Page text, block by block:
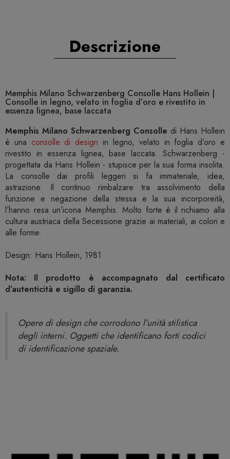
Descrizione
Memphis Milano Schwarzenberg Consolle Hans Hollein |
Consolle in legno, velato in foglia d’oro e rivestito in
essenza lignea, base laccata
Memphis Milano Schwarzenberg Consolle di Hans Hollein
è una consolle di design in legno, velato in foglia d’oro e
rivestito in essenza lignea, base laccata. Schwarzenberg -
progettata da Hans Hollein - stupisce per la sua forma insolita.
La consolle dai profili leggeri si fa immateriale, idea,
astrazione. Il continuo rimbalzare tra assolvimento della
funzione e negazione della stessa e la sua incorporeità,
l’hanno resa un’icona Memphis. Molto forte è il richiamo alla
cultura austriaca della Secessione grazie ai materiali, ai colori e
alle forme.
Design: Hans Hollein, 1981
Nota: Il prodotto è accompagnato dal certificato
d’autenticità e sigillo di garanzia.
Opere di design che corrodono l’unità stilistica
degli interni. Oggetti che identificano forti codici
di identificazione spaziale.